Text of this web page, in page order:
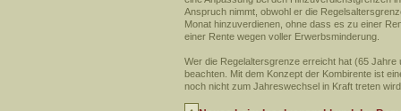
Anspruch nimmt, obwohl er die
Monat hinzuverdienen, ohne dass es zu einer
einer Rente wegen voller Erwerbsminderung.
Wer die Regelaltersgrenze erreicht hat (65
beachten. Mit dem Konzept der Kombirente ist
noch nicht zum Jahreswechsel in Kraft treten